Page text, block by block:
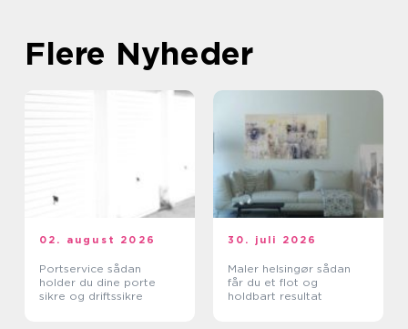
Flere Nyheder
02. august 2026
Portservice sådan
holder du dine porte
sikre og driftssikre
30. juli 2026
Maler helsingør sådan
får du et flot og
holdbart resultat